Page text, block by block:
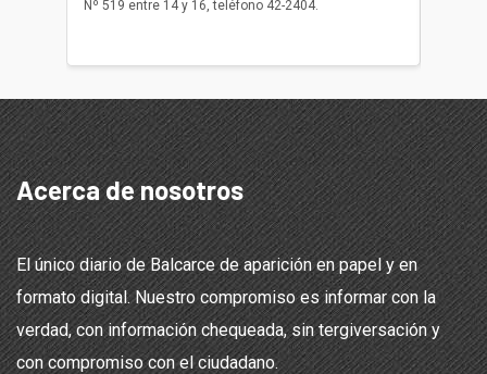
Nº 519 entre 14 y 16, teléfono 42-2404.
Acerca de nosotros
El único diario de Balcarce de aparición en papel y en
formato digital. Nuestro compromiso es informar con la
verdad, con información chequeada, sin tergiversación y
con compromiso con el ciudadano.